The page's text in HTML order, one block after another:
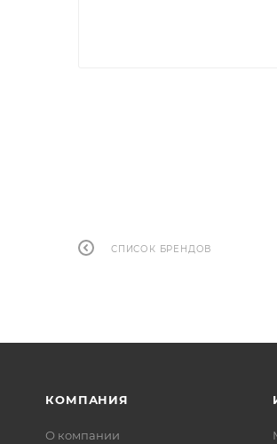
СПИСОК БРЕНДОВ
КОМПАНИЯ
О компании